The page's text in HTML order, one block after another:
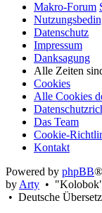
Makro-Forum
Datenschutz
Impressum
Danksagung
Alle Zeiten
Cookies
Alle Cookies
Das Team
Cookie-
Kontakt
Powered by phpBB
byArty •
• Deutsche